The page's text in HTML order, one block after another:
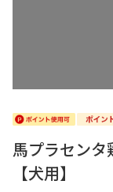
馬プラセンタ
【犬用】